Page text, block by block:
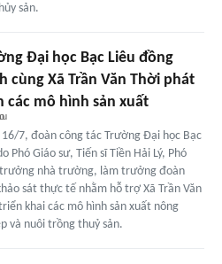
sản.
Đại học Bạc Liêu đồng
cùng Xã Trần Văn Thời phát
các mô hình sản xuất
16/7, đoàn công tác Trường Đại học Bạc
Phó Giáo sư, Tiến sĩ Tiền Hải Lý, Phó
nhà trường, làm trưởng đoàn
sát thực tế nhằm hỗ trợ Xã Trần Văn
khai các mô hình sản xuất nông
và nuôi trồng thuỷ sản.